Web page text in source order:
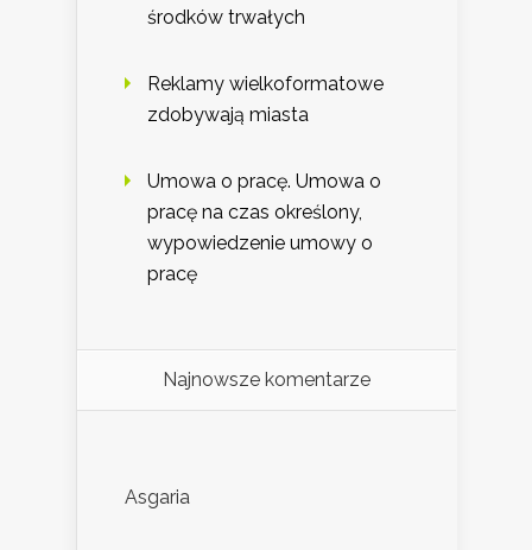
środków trwałych
Reklamy wielkoformatowe
zdobywają miasta
Umowa o pracę. Umowa o
pracę na czas określony,
wypowiedzenie umowy o
pracę
Najnowsze komentarze
Asgaria